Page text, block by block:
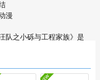
漫
队之小砾与工程家族》是
功》的衍生学龄前系列动
领米丝、威勒、巧吉、美
队，在建筑师小湾展开冒